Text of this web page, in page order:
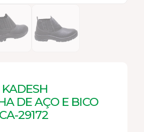
DE AÇO E BICO
29172